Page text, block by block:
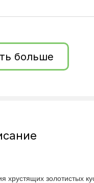
больше
хрустящих золотистых